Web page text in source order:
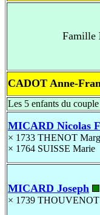
Famille
CADOT Anne-
Les 5 enfants du couple
MICARD Nicolas
× 1733 THENOT
× 1764 SUISSE Marie
MICARD Joseph
× 1739 THOUVENOT